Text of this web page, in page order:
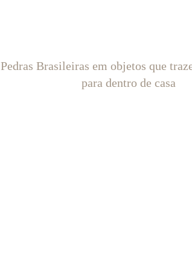
Pedras Brasileiras em objetos que
para dentro de casa